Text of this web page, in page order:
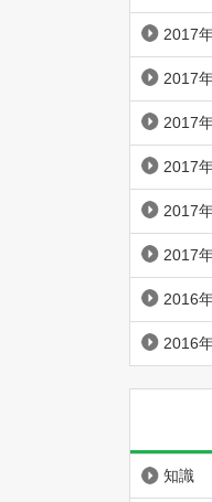
2017
2017
2017
2017
2017
2017
2016
2016
知識